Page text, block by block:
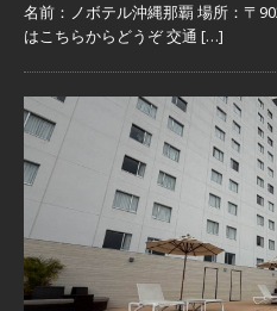
名前：ノボテル沖縄那覇 場所：〒
はこちらからどうぞ 交通 […]